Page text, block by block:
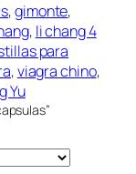
, gimonte,
, li chang 4
para
, viagra chino
Yu